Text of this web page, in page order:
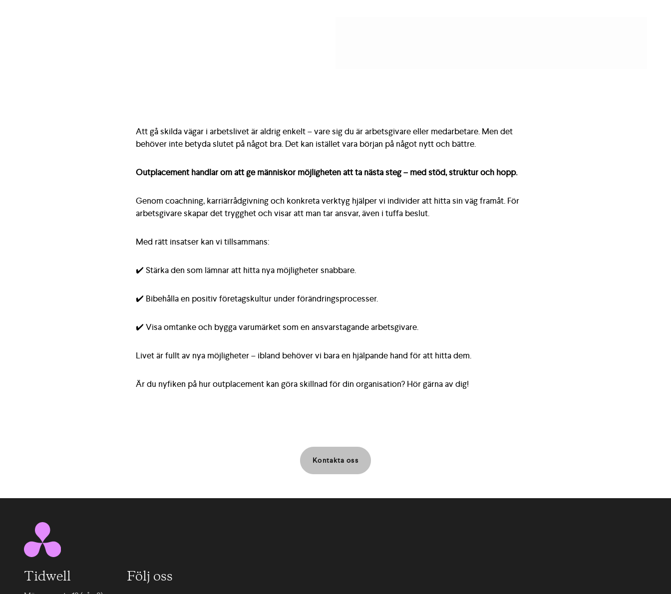
Att gå skilda vägar i arbetslivet är aldrig enkelt – vare sig du är arbetsgivare eller medarbetare. Men det
behöver inte betyda slutet på något bra. Det kan istället vara början på något nytt och bättre.
Outplacement handlar om att ge människor möjligheten att ta nästa steg – med stöd, struktur och hopp.
Genom coachning, karriärrådgivning och konkreta verktyg hjälper vi individer att hitta sin väg framåt. För
arbetsgivare skapar det trygghet och visar att man tar ansvar, även i tuffa beslut.
Med rätt insatser kan vi tillsammans:
✔️ Stärka den som lämnar att hitta nya möjligheter snabbare.
✔️ Bibehålla en positiv företagskultur under förändringsprocesser.
✔️ Visa omtanke och bygga varumärket som en ansvarstagande arbetsgivare.
Livet är fullt av nya möjligheter – ibland behöver vi bara en hjälpande hand för att hitta dem.
Är du nyfiken på hur outplacement kan göra skillnad för din organisation? Hör gärna av dig!
Kontakta oss
Tidwell Följ oss